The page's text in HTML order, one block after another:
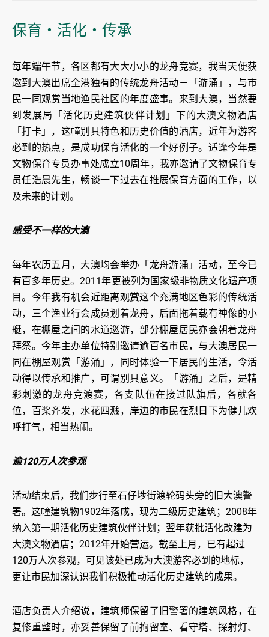
保育‧活化‧传承
每年端午节，各区都有大大小小的龙舟竞赛，我当天便获
邀到大澳出席全港独有的传统龙舟活动－「游涌」，与市
民一同观赏当地渔民社区的年度盛事。来到大澳，当然要
到发展局「活化历史建筑伙伴计划」下的大澳文物酒店
「打卡」，这幢别具特色和历史价值的酒店，近年为游客
必到的热点，是成功保育活化的一个好例子。适逢今年是
文物保育专员办事处成立10周年，我亦邀请了文物保育专
员任浩晨先生，畅谈一下过去在推展保育方面的工作，以
及未来的计划。
感受不一样的大澳
每年农历五月，大澳均会举办「龙舟游涌」活动，至今已
有百多年历史。2011年更被列为国家级非物质文化遗产项
目。今年我有机会近距离观赏这个充满地区色彩的传统活
动，三个渔业行会成员划着龙舟，后面拖着载有神像的小
艇，在棚屋之间的水道巡游，部分棚屋居民亦会朝着龙舟
拜祭。今年主办单位特别邀请逾百名市民，与大澳居民一
同在棚屋观赏「游涌」，同时体验一下居民的生活，令活
动得以传承和推广，可谓别具意义。「游涌」之后，是精
彩刺激的龙舟竞渡赛，各支队伍在接过队旗后，各就各
位，百桨齐发，水花四溅，岸边的市民在烈日下为健儿欢
呼打气，相当热闹。
逾120万人次参观
活动结束后，我们步行至石仔埗街渡轮码头旁的旧大澳警
署。这幢建筑物1902年落成，现为二级历史建筑；2008年
纳入第一期活化历史建筑伙伴计划；翌年获批活化改建为
大澳文物酒店；2012年开始营运。截至上月，已有超过
120万人次参观，可见该处已成为大澳游客必到的地标，
更让市民加深认识我们积极推动活化历史建筑的成果。
酒店负责人介绍说，建筑师保留了旧警署的建筑风格，在
复修重整时，亦妥善保留了前拘留室、看守塔、探射灯、